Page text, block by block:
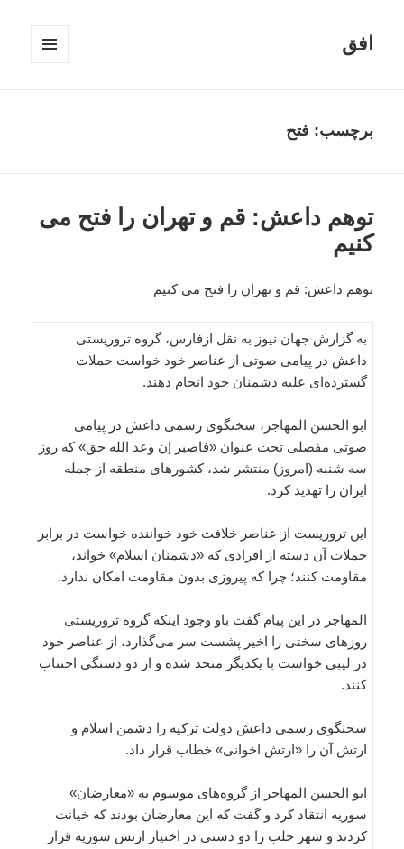
افق
برچسب: فتح
توهم داعش: قم و تهران را فتح می
کنیم
توهم داعش: قم و تهران را فتح می کنیم
به گزارش جهان نیوز به نقل ازفارس، گروه تروریستی
داعش در پیامی صوتی از عناصر خود خواست حملات
گسترده‌ای علیه دشمنان خود انجام دهند.
ابو الحسن المهاجر، سخنگوی رسمی داعش در پیامی
صوتی مفصلی تحت عنوان «فاصبر إن وعد الله حق» که روز
سه شنبه (امروز) منتشر شد، کشورهای منطقه از جمله
ایران را تهدید کرد.
این تروریست از عناصر خلافت خود خواننده خواست در برابر
حملات آن دسته از افرادی که «دشمنان اسلام» خواند،
مقاومت کنند؛ چرا که پیروزی بدون مقاومت امکان ندارد.
المهاجر در این پیام گفت باو وجود اینکه گروه تروریستی
روزهای سختی را اخیر پشست سر می‌گذارد، از عناصر خود
در لیبی خواست با یکدیگر متحد شده و از دو دستگی اجتناب
کنند.
سخنگوی رسمی داعش دولت ترکیه را دشمن اسلام و
ارتش آن را «ارتش اخوانی» خطاب قرار داد.
ابو الحسن المهاجر از گروه‌های موسوم به «معارضان»
سوریه انتقاد کرد و گفت که این معارضان بودند که خیانت
کردند و شهر حلب را دو دستی در اختیار ارتش سوریه قرار